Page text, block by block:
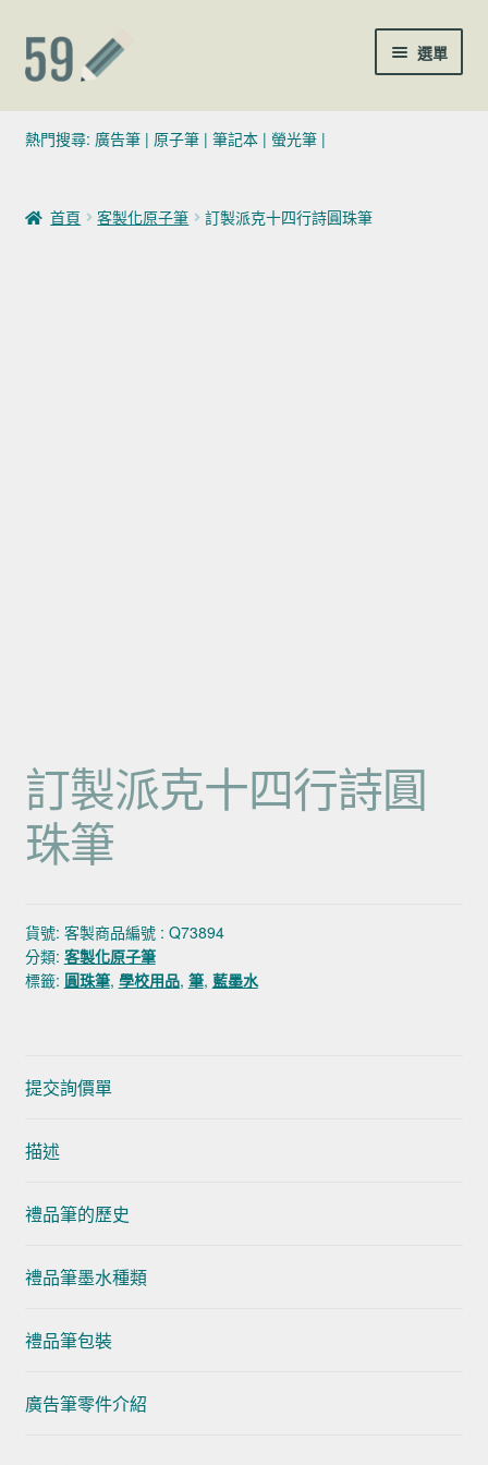
跳至導覽列
跳至主要內容 選單
(02)7729-4140
聯絡我們
熱門搜尋: 廣告筆| 原子筆| 筆記本| 螢光筆|
首頁 客製化原子筆 訂製派克十四行詩圓珠筆
訂製派克十四行詩圓
珠筆
貨號: 客製商品編號 : Q73894
分類: 客製化原子筆
標籤: 圓珠筆, 學校用品, 筆, 藍墨水
提交詢價單
描述
禮品筆的歷史
禮品筆墨水種類
禮品筆包裝
廣告筆零件介紹